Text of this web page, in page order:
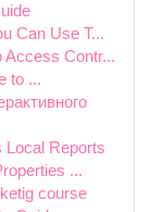
Can Use T...
Access Contr...
to ...
Local Reports
...
course